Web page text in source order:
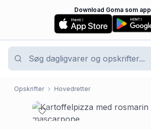
Download Goma som app
Opskrifter Hovedretter